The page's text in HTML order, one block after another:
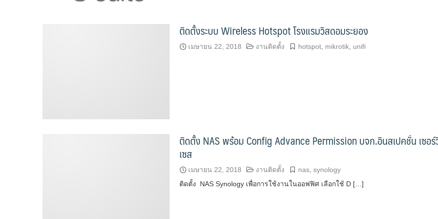
ติดตั้งระบบ Wireless Hotspot โรงแรมวิสดอมระยอง
เมษายน 22, 2018 งานติดตั้ง hotspot, mikrotik, unifi
ติดตั้ง NAS พร้อม Config Advance Permission บจก.อินสเปคชั่น เซอ
เซส
เมษายน 22, 2018 งานติดตั้ง nas, synology
ติดตั้ง NAS Synology เพื่อการใช้งานในออฟฟิศ เลือกใช้ D […]